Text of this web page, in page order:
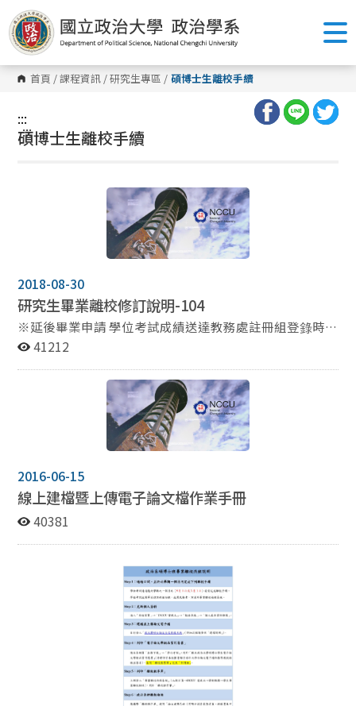
跳
到
主
要
內
容
區 首頁 /課程資訊 /研究生專區 / 碩博士生離校手續
:::
:::
碩博士生離校手續
2018-08-30
研究生畢業離校修訂說明-104
※延後畢業申請 學位考試成績送達教務處註冊組登錄時，
同時確認是否辦理離校畢業，如仍有修業 年限且欲申請延
當學期畢業離校， 後因計畫調整欲延後畢業，請於次一學
期 完成論文上傳及辦理畢業離校程序規定期 限(9/1或3/1)
前填寫「畢業離校意願調整申請書」完成申請程序。如證
書已製作完成，原證書作廢，學生應繳交工本費。 ※取消
延後畢業申請 學生可於延後畢業學期間隨時提出取消延後
畢業辦理畢業離校之申請。 學生填寫「畢業離校意願調整
申請書」提出申請。 如提出申請時間已逾當學期休學截止
日者，學生不得主張刪除選課，應於成績送達後才可辦理
畢業離校之程序。 教務處於學生提出畢業離校申請後，始
得製作畢業證書。畢業證書製作需三個工作天。 畢業離校
意願之調整，以一次為原則。 相關說明：學位考試要點修
41212
2016-06-15
線上建檔暨上傳電子論文檔作業手冊
40381